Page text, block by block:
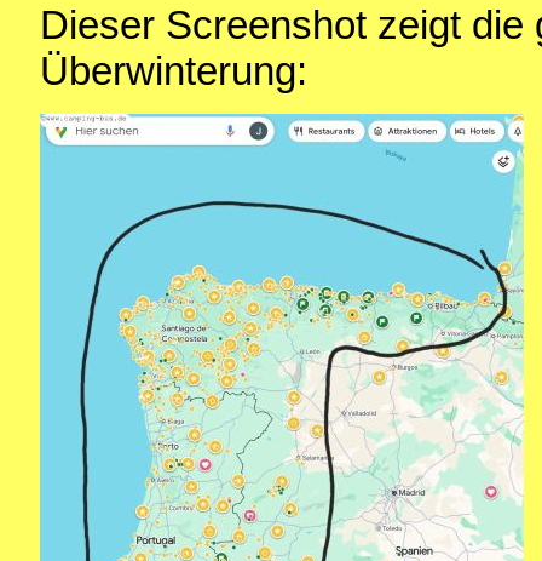
Dieser Screenshot zeigt
Überwinterung: